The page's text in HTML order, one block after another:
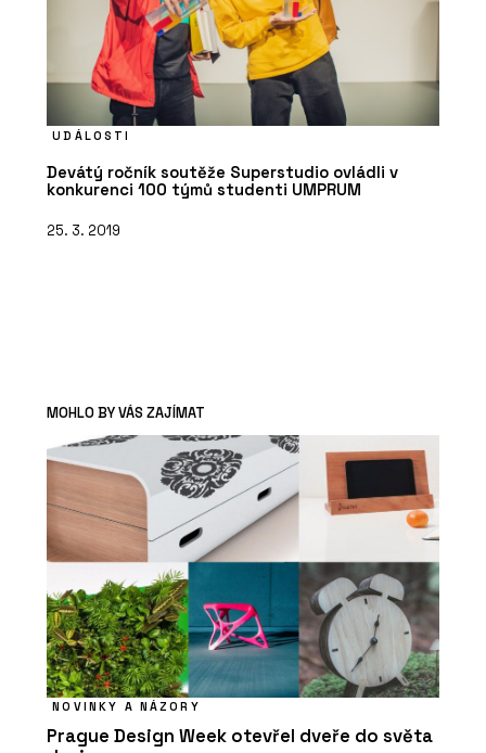
UDÁLOSTI
Devátý ročník soutěže Superstudio ovládli v
konkurenci 100 týmů studenti UMPRUM
25. 3. 2019
MOHLO BY VÁS ZAJÍMAT
NOVINKY A NÁZORY
Prague Design Week otevřel dveře do světa